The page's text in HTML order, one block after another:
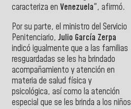
caracteriza en Venezuela", afirmó.
Por su parte, el ministro del Servicio
Penitenciario, Julio García Zerpa
indicó igualmente que a las familias
resguardadas se les ha brindado
acompañamiento y atención en
materia de salud física y
psicológica, así como la atención
especial que se les brinda a los niños